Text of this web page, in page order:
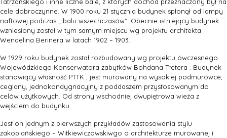
cele dobroczynne. W 1900 roku 21 stycznia budynek spłonął od lampy
naftowej podczas „ balu wszechczasów”. Obecnie istniejący budynek
wzniesiony został w tym samym miejscu wg projektu architekta
Wendelina Berinera w latach 1902 – 1903.
W 1929 roku budynek został rozbudowany wg projektu ówczesnego
Wojewódzkiego Konserwatora zabytków Bohdana Tretera . Budynek
stanowiący własność PTTK , jest murowany na wysokiej podmurówce,
ceglany, jednokondygnacyjny z poddaszem przystosowanym do
celów użytkowych. Od strony wschodniej dwupiętrowa wieża z
wejściem do budynku.
Jest on jednym z pierwszych przykładów zastosowania stylu
zakopiańskiego – Witkiewiczowskiwgo o architekturze murowanej i